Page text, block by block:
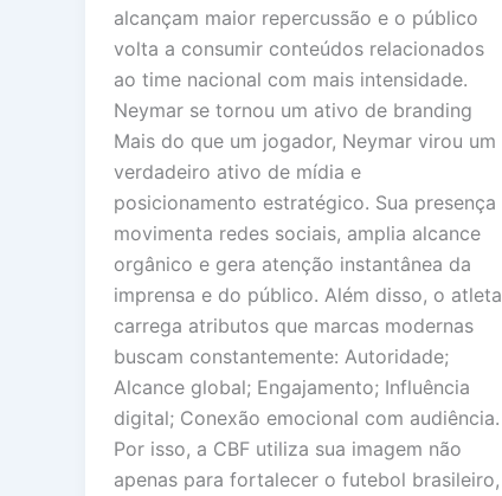
alcançam maior repercussão e o público
volta a consumir conteúdos relacionados
ao time nacional com mais intensidade.
Neymar se tornou um ativo de branding
Mais do que um jogador, Neymar virou um
verdadeiro ativo de mídia e
posicionamento estratégico. Sua presença
movimenta redes sociais, amplia alcance
orgânico e gera atenção instantânea da
imprensa e do público. Além disso, o atleta
carrega atributos que marcas modernas
buscam constantemente: Autoridade;
Alcance global; Engajamento; Influência
digital; Conexão emocional com audiência.
Por isso, a CBF utiliza sua imagem não
apenas para fortalecer o futebol brasileiro,